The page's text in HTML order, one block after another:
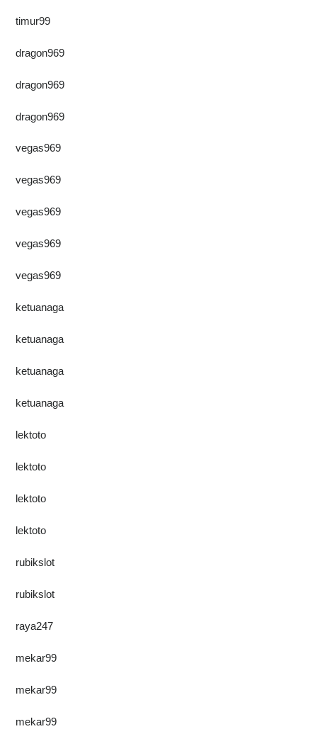
timur99
dragon969
dragon969
dragon969
vegas969
vegas969
vegas969
vegas969
vegas969
ketuanaga
ketuanaga
ketuanaga
ketuanaga
lektoto
lektoto
lektoto
lektoto
rubikslot
rubikslot
raya247
mekar99
mekar99
mekar99